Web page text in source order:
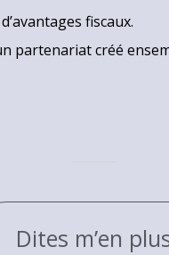
fiscaux.
partenariat créé
Dites m’en